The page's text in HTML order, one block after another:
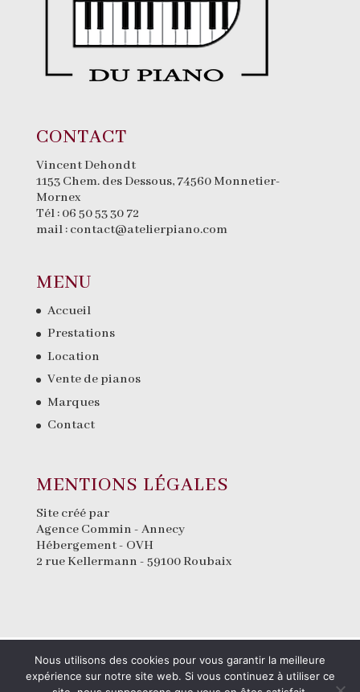
CONTACT
Vincent Dehondt
1153 Chem. des Dessous, 74560 Monnetier-
Mornex
Tél : 06 50 53 30 72
mail : contact@atelierpiano.com
MENU
Accueil
Prestations
Location
Vente de pianos
Marques
Contact
MENTIONS LÉGALES
Site créé par
Agence Commin - Annecy
Hébergement - OVH
2 rue Kellermann - 59100 Roubaix
Nous utilisons des cookies pour vous garantir la meilleure
expérience sur notre site web. Si vous continuez à utiliser ce